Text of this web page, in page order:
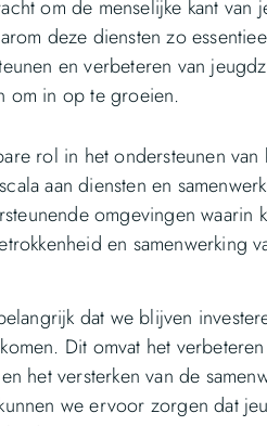
om de menselijke kant
deze diensten zo
en verbeteren van
om in op te groeien.
rol in het ondersteunen
aan diensten en
omgevingen waarin
en samenwerking
dat we blijven
Dit omvat het
het versterken van de
we ervoor zorgen dat